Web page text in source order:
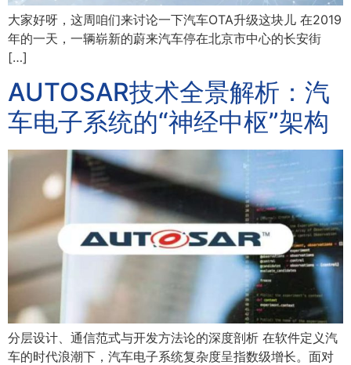
大家好呀，这周咱们来讨论一下汽车OTA升级这块儿 在2019
年的一天，一辆崭新的蔚来汽车停在北京市中心的长安街
[…]
AUTOSAR技术全景解析：汽
车电子系统的“神经中枢”架构
分层设计、通信范式与开发方法论的深度剖析 在软件定义汽
车的时代浪潮下，汽车电子系统复杂度呈指数级增长。面对